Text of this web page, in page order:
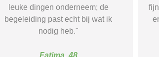
fijne vrienden gemaakt — ik voel
er zekerder en heb weer plezier